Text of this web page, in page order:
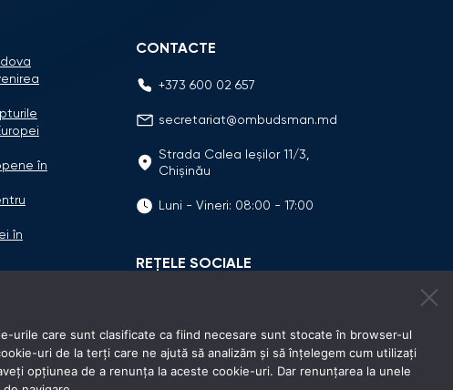
în
în
CONTACTE
+373 600 02 657
secretariat@ombudsman.md
Strada Calea Ieşilor 11/3,
Chişinău
Luni - Vineri: 08:00 - 17:00
REȚELE SOCIALE
urile care sunt clasificate ca fiind necesare sunt stocate în browser-ul
uri de la terți care ne ajută să analizăm și să înțelegem cum utilizați
opțiunea de a renunța la aceste cookie-uri. Dar renunțarea la unele